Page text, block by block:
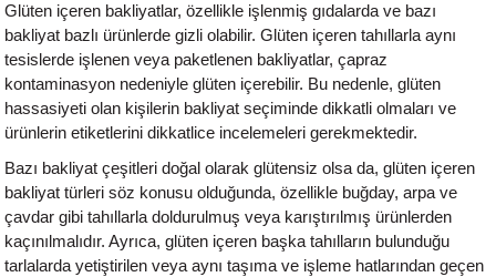
Glüten içeren bakliyatlar, özellikle işlenmiş gıdalarda ve bazı
bakliyat bazlı ürünlerde gizli olabilir. Glüten içeren tahıllarla aynı
tesislerde işlenen veya paketlenen bakliyatlar, çapraz
kontaminasyon nedeniyle glüten içerebilir. Bu nedenle, glüten
hassasiyeti olan kişilerin bakliyat seçiminde dikkatli olmaları ve
ürünlerin etiketlerini dikkatlice incelemeleri gerekmektedir.
Bazı bakliyat çeşitleri doğal olarak glütensiz olsa da, glüten içeren
bakliyat türleri söz konusu olduğunda, özellikle buğday, arpa ve
çavdar gibi tahıllarla doldurulmuş veya karıştırılmış ürünlerden
kaçınılmalıdır. Ayrıca, glüten içeren başka tahılların bulunduğu
tarlalarda yetiştirilen veya aynı taşıma ve işleme hatlarından geçen